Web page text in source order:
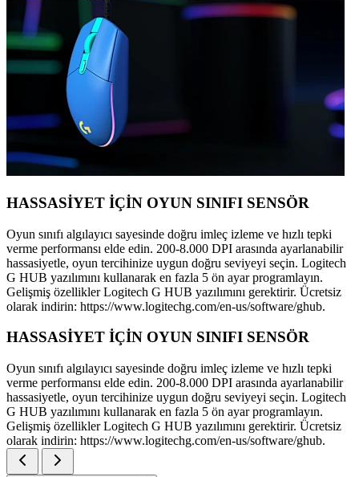
HASSASİYET İÇİN OYUN SINIFI SENSÖR
Oyun sınıfı algılayıcı sayesinde doğru imleç izleme ve hızlı tepki
verme performansı elde edin. 200-8.000 DPI arasında ayarlanabilir
hassasiyetle, oyun tercihinize uygun doğru seviyeyi seçin. Logitech
G HUB yazılımını kullanarak en fazla 5 ön ayar programlayın.
Gelişmiş özellikler Logitech G HUB yazılımını gerektirir. Ücretsiz
olarak indirin: https://www.logitechg.com/en-us/software/ghub.
HASSASİYET İÇİN OYUN SINIFI SENSÖR
Oyun sınıfı algılayıcı sayesinde doğru imleç izleme ve hızlı tepki
verme performansı elde edin. 200-8.000 DPI arasında ayarlanabilir
hassasiyetle, oyun tercihinize uygun doğru seviyeyi seçin. Logitech
G HUB yazılımını kullanarak en fazla 5 ön ayar programlayın.
Gelişmiş özellikler Logitech G HUB yazılımını gerektirir. Ücretsiz
olarak indirin: https://www.logitechg.com/en-us/software/ghub.